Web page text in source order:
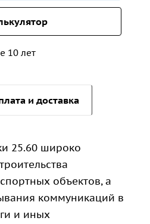
10 лет
и доставка
25.60 широко
объектов, а
коммуникаций в
и иных